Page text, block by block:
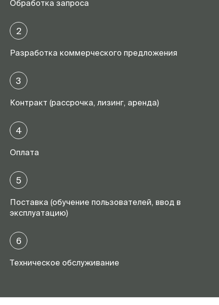
Обработка запроса
2
Разработка коммерческого предложения
3
Контракт (рассрочка, лизинг, аренда)
4
Оплата
5
Поставка (обучение пользователей, ввод в
эксплуатацию)
6
Техническое обслуживание